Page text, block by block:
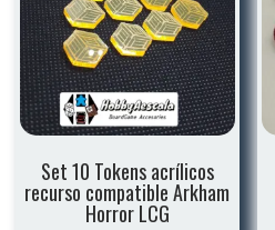
Set 10 Tokens acrílicos
recurso compatible Arkham
Horror LCG